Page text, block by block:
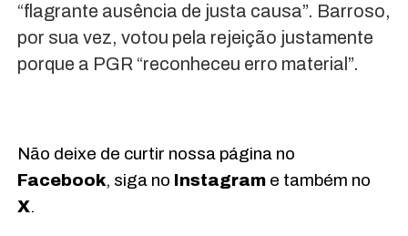
“flagrante ausência de justa causa”. Barroso,
por sua vez, votou pela rejeição justamente
porque a PGR “reconheceu erro material”.
Não deixe de curtir nossa página no
Facebook, siga no Instagrame também no
X.